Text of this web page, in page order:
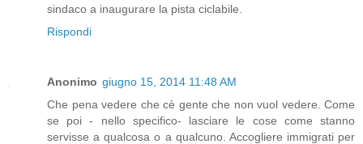
sindaco a inaugurare la pista ciclabile.
Rispondi
Anonimo giugno 15, 2014 11:48 AM
Che pena vedere che cè gente che non vuol vedere. Come
se poi - nello specifico- lasciare le cose come stanno
servisse a qualcosa o a qualcuno. Accogliere immigrati per